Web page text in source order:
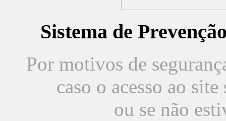
Sistema de
Por motivos de
caso o acesso ao
ou se não